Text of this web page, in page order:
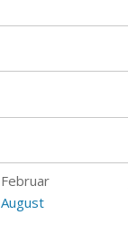
Februar
August